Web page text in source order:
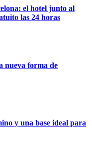
el hotel junto al
las 24 horas
nueva forma de
y una base ideal para